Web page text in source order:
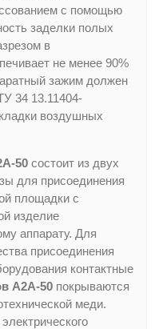
с помощью
заделки полых
в
не менее 90%
зажим должен
34 13.11404-
воздушных
50 состоит из двух
для присоединения
площадки с
изделие
аппарату. Для
присоединения
контактные
А2А-50 покрываются
меди.